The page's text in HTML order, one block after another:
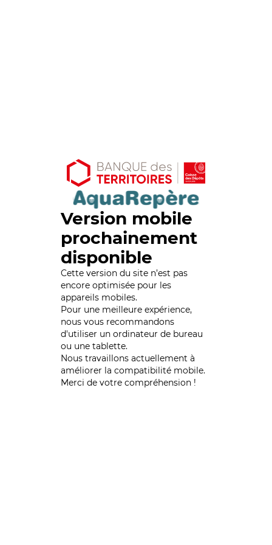
Version mobile
prochainement
disponible
Cette version du site n’est pas
encore optimisée pour les
appareils mobiles.
Pour une meilleure expérience,
nous vous recommandons
d'utiliser un ordinateur de bureau
ou une tablette.
Nous travaillons actuellement à
améliorer la compatibilité mobile.
Merci de votre compréhension !